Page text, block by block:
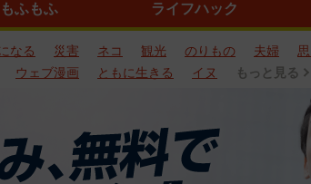
もふもふ ライフハック
なる 災害 ネコ 観光 のりもの 夫婦
ウェブ漫画 ともに生きる イヌ もっと見る